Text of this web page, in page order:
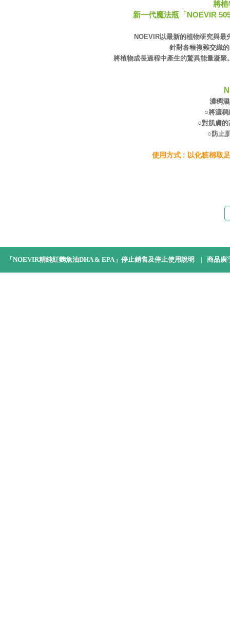
將植
新一代魔法瓶「NOEVIR
NOEVIR以最新的植物研究與
針對各種複雜交織
將植物成長過程中產生的驚異能量凝
濃稠
○將濃
○對肌膚
○防止
使用方式 : 以化粧棉取
「NOEVIR精純紅麴魚油DHA & EPA」停止銷售及停止使用說明 | 商品廣